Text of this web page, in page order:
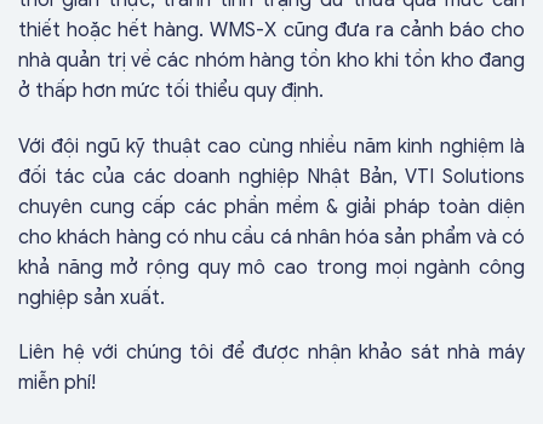
thiết hoặc hết hàng. WMS-X cũng đưa ra cảnh báo cho
nhà quản trị về các nhóm hàng tồn kho khi tồn kho đang
ở thấp hơn mức tối thiểu quy định.
Với đội ngũ kỹ thuật cao cùng nhiều năm kinh nghiệm là
đối tác của các doanh nghiệp Nhật Bản, VTI Solutions
chuyên cung cấp các phần mềm & giải pháp toàn diện
cho khách hàng có nhu cầu cá nhân hóa sản phẩm và có
khả năng mở rộng quy mô cao trong mọi ngành công
nghiệp sản xuất.
Liên hệ với chúng tôi để được nhận khảo sát nhà máy
miễn phí!